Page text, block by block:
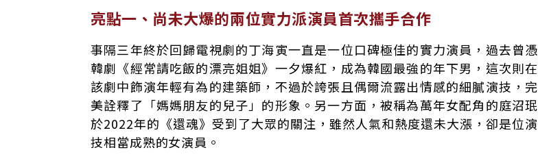
亮點一、尚未大爆的兩位實力派演員首次攜手合作
事隔三年終於回歸電視劇的丁海寅一直是一位口碑極佳的實力演員，過去曾憑
韓劇《經常請吃飯的漂亮姐姐》一夕爆紅，成為韓國最強的年下男，這次則在
該劇中飾演年輕有為的建築師，不過於誇張且偶爾流露出情感的細膩演技，完
美詮釋了「媽媽朋友的兒子」的形象。另一方面，被稱為萬年女配角的庭沼珉
於2022年的《還魂》受到了大眾的關注，雖然人氣和熱度還未大漲，卻是位演
技相當成熟的女演員。